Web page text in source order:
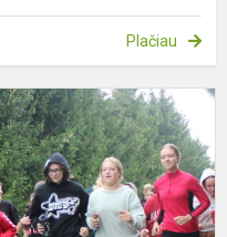
Plačiau